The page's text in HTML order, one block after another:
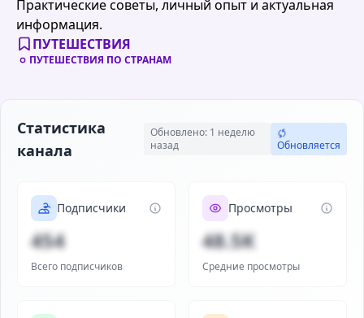
Практические советы, личный опыт и актуальная
информация.
ПУТЕШЕСТВИЯ
ПУТЕШЕСТВИЯ ПО СТРАНАМ
Статистика
канала
Обновлено: 1 неделю
назад
Обновляется
Подписчики
454
Всего подписчиков
Просмотры
48.5K
Средние просмотры